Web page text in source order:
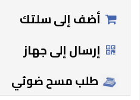
أضف إلى سلتك
إرسال إلى جهاز
طلب مسح ضوئي